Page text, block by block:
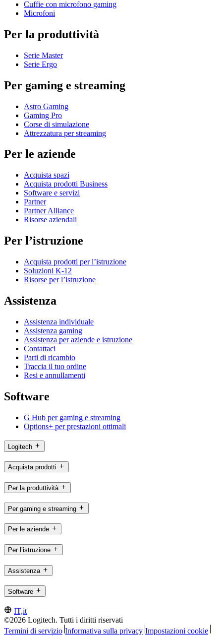
Cuffie con microfono gaming
Microfoni
Per la produttività
Serie Master
Serie Ergo
Per gaming e streaming
Astro Gaming
Gaming Pro
Corse di simulazione
Attrezzatura per streaming
Per le aziende
Acquista spazi
Acquista prodotti Business
Software e servizi
Partner
Partner Alliance
Risorse aziendali
Per l’istruzione
Acquista prodotti per l’istruzione
Soluzioni K-12
Risorse per l’istruzione
Assistenza
Assistenza individuale
Assistenza gaming
Assistenza per aziende e istruzione
Contattaci
Parti di ricambio
Traccia il tuo ordine
Resi e annullamenti
Software
G Hub per gaming e streaming
Options+ per prestazioni ottimali
Logitech
Acquista prodotti
Per la produttività
Per gaming e streaming
Per le aziende
Per l’istruzione
Assistenza
Software
IT,it
©2026 Logitech. Tutti i diritti riservati
Termini di servizio Informativa sulla privacy Impostazioni cookie